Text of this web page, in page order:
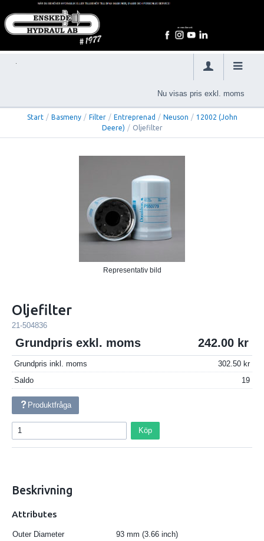
Nu visas pris exkl. moms
Start / Basmeny / Filter / Entreprenad / Neuson / 12002 (John
Deere) / Oljefilter
Representativ bild
Oljefilter
21-504836
Grundpris exkl. moms 242.00
Grundpris inkl. moms
302.50
Saldo
19
Produktfråga
Köp
Beskrivning
Attributes
Outer Diameter
93 mm (3.66 inch)